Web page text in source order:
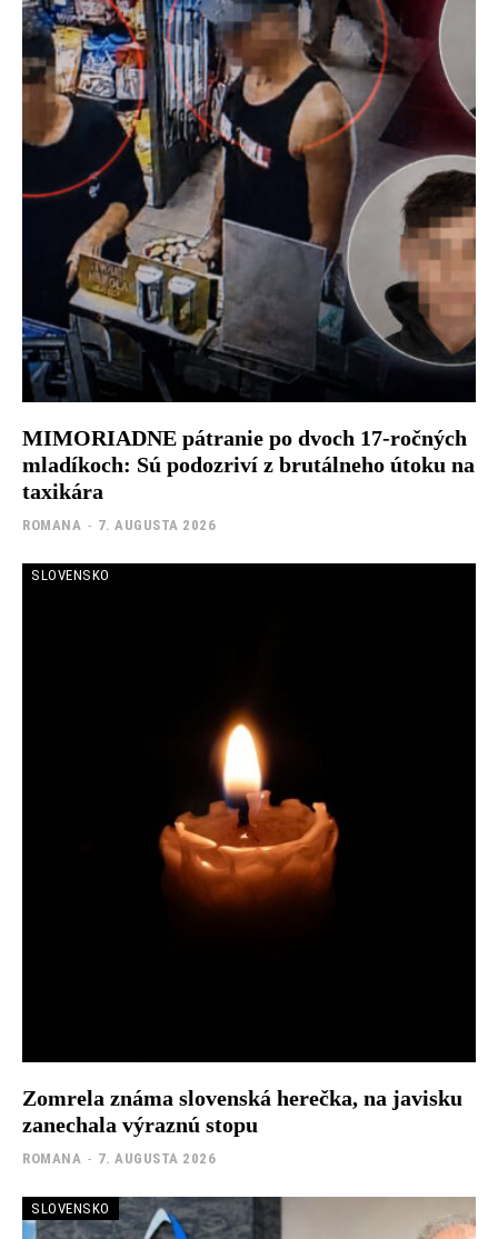
MIMORIADNE pátranie po dvoch 17-ročných
mladíkoch: Sú podozriví z brutálneho útoku na
taxikára
ROMANA - 7. AUGUSTA 2026
SLOVENSKO
Zomrela známa slovenská herečka, na javisku
zanechala výraznú stopu
ROMANA - 7. AUGUSTA 2026
SLOVENSKO